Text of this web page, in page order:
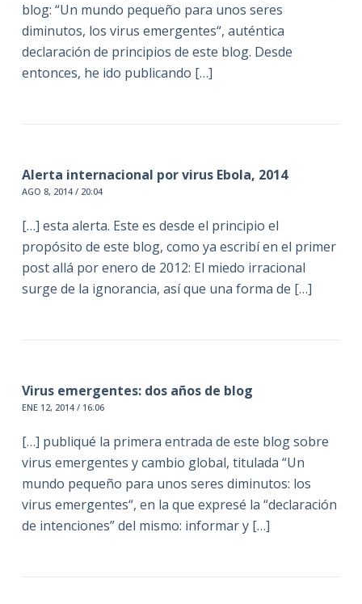
blog: “Un mundo pequeño para unos seres
diminutos, los virus emergentes“, auténtica
declaración de principios de este blog. Desde
entonces, he ido publicando […]
Alerta internacional por virus Ebola, 2014
AGO 8, 2014 / 20:04
[…] esta alerta. Este es desde el principio el
propósito de este blog, como ya escribí en el primer
post allá por enero de 2012: El miedo irracional
surge de la ignorancia, así que una forma de […]
Virus emergentes: dos años de blog
ENE 12, 2014 / 16:06
[…] publiqué la primera entrada de este blog sobre
virus emergentes y cambio global, titulada “Un
mundo pequeño para unos seres diminutos: los
virus emergentes“, en la que expresé la “declaración
de intenciones” del mismo: informar y […]